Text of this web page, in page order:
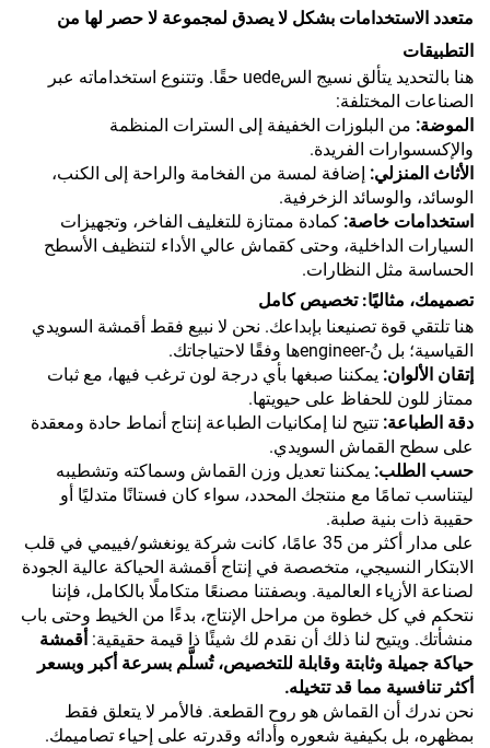
متعدد الاستخدامات بشكل لا يصدق لمجموعة لا حصر لها من
التطبيقات
هنا بالتحديد يتألق نسيج السuede حقًا. وتتنوع استخداماته عبر
الصناعات المختلفة:
الموضة: من البلوزات الخفيفة إلى السترات المنظمة
والإكسسوارات الفريدة.
الأثاث المنزلي: إضافة لمسة من الفخامة والراحة إلى الكنب،
الوسائد، والوسائد الزخرفية.
استخدامات خاصة: كمادة ممتازة للتغليف الفاخر، وتجهيزات
السيارات الداخلية، وحتى كقماش عالي الأداء لتنظيف الأسطح
الحساسة مثل النظارات.
تصميمك، مثاليًا: تخصيص كامل
هنا تلتقي قوة تصنيعنا بإبداعك. نحن لا نبيع فقط أقمشة السويدي
القياسية؛ بل نُ-engineerها وفقًا لاحتياجاتك.
إتقان الألوان: يمكننا صبغها بأي درجة لون ترغب فيها، مع ثبات
ممتاز للون للحفاظ على حيويتها.
دقة الطباعة: تتيح لنا إمكانيات الطباعة إنتاج أنماط حادة ومعقدة
على سطح القماش السويدي.
حسب الطلب: يمكننا تعديل وزن القماش وسماكته وتشطيبه
ليتناسب تمامًا مع منتجك المحدد، سواء كان فستانًا متدليًا أو
حقيبة ذات بنية صلبة.
على مدار أكثر من 35 عامًا، كانت شركة يونغشو/فييمي في قلب
الابتكار النسيجي، متخصصة في إنتاج أقمشة الحياكة عالية الجودة
لصناعة الأزياء العالمية. وبصفتنا مصنعًا متكاملًا بالكامل، فإننا
نتحكم في كل خطوة من مراحل الإنتاج، بدءًا من الخيط وحتى باب
منشأتك. ويتيح لنا ذلك أن نقدم لك شيئًا ذا قيمة حقيقية: أقمشة
حياكة جميلة وثابتة وقابلة للتخصيص، تُسلَّم بسرعة أكبر وبسعر
أكثر تنافسية مما قد تتخيله.
نحن ندرك أن القماش هو روح القطعة. فالأمر لا يتعلق فقط
بمظهره، بل بكيفية شعوره وأدائه وقدرته على إحياء تصاميمك.